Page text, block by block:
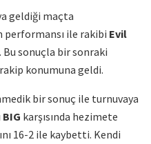
geldiği maçta
performansı ile rakibi Evil
Bu sonuçla bir sonraki
konumuna geldi.
bir sonuç ile turnuvaya
BIG karşısında hezimete
16-2 ile kaybetti. Kendi